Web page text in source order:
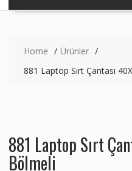
Home
Ürünler
881 Laptop Sırt Çantası
881 Laptop Sırt
Bölmeli